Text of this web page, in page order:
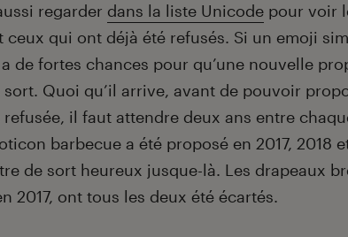
regarder dans la liste Unicode pour voir
ceux qui ont déjà été refusés. Si un emoji
de fortes chances pour qu’une nouvelle
Quoi qu’il arrive, avant de pouvoir
il faut attendre deux ans entre
barbecue a été proposé en 2017, 2018
de sort heureux jusque-là. Les drapeaux
2017, ont tous les deux été écartés.